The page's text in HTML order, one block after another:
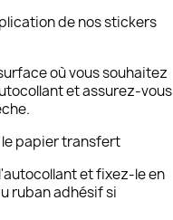
de nos stickers
où vous souhaitez
et assurez-vous
papier transfert
et fixez-le en
ruban adhésif si